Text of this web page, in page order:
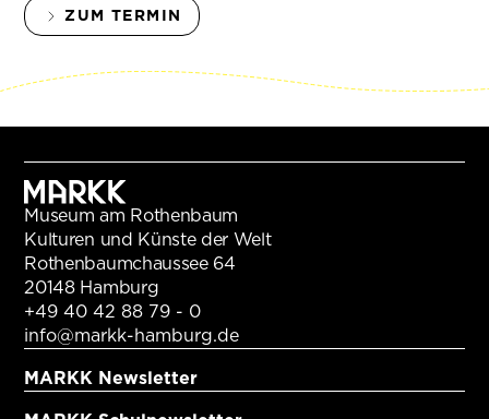
ZUM TERMIN
Museum am Rothenbaum
Kulturen und Künste der Welt
Rothenbaumchaussee 64
20148 Hamburg
+49 40 42 88 79 - 0
info@markk-hamburg.de
MARKK Newsletter